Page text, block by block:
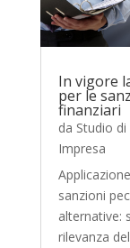
In vigore
per le
finanziari
da Studio
Impresa
sanzioni
alternative:
rilevanza